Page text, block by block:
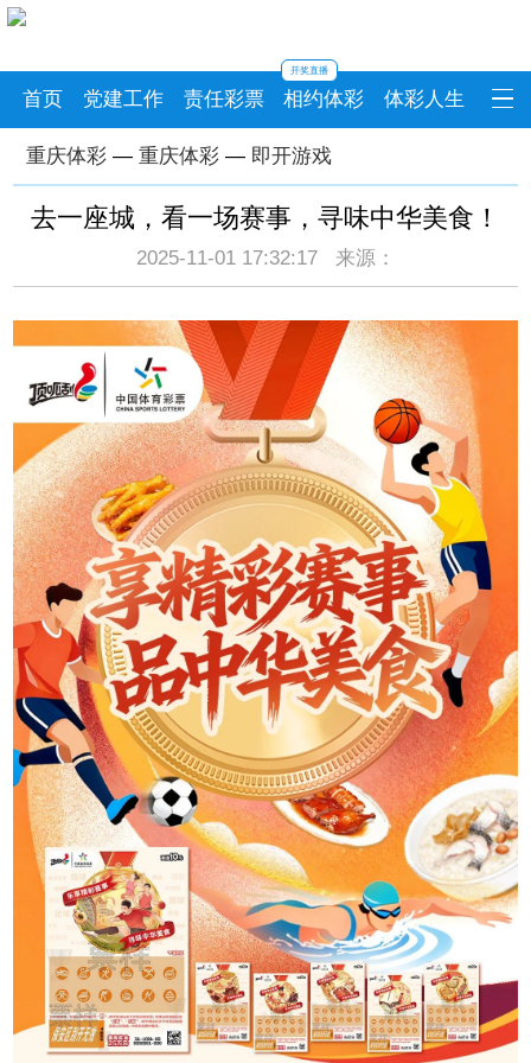
首页 党建工作 责任彩票 相约体彩
开奖直播
体彩人生
重庆体彩— 重庆体彩— 即开游戏
去一座城，看一场赛事，寻味中华美食！
2025-11-01 17:32:17 来源：